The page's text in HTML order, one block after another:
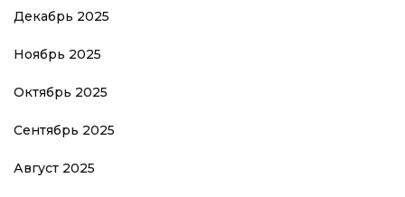
Декабрь 2025
Ноябрь 2025
Октябрь 2025
Сентябрь 2025
Август 2025